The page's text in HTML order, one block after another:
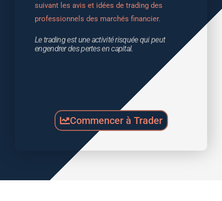
suivant les avis et idées de trading des
professionnels des marchés financier.
Le trading est une activité risquée qui peut
engendrer des pertes en capital.
Commencer à Trader